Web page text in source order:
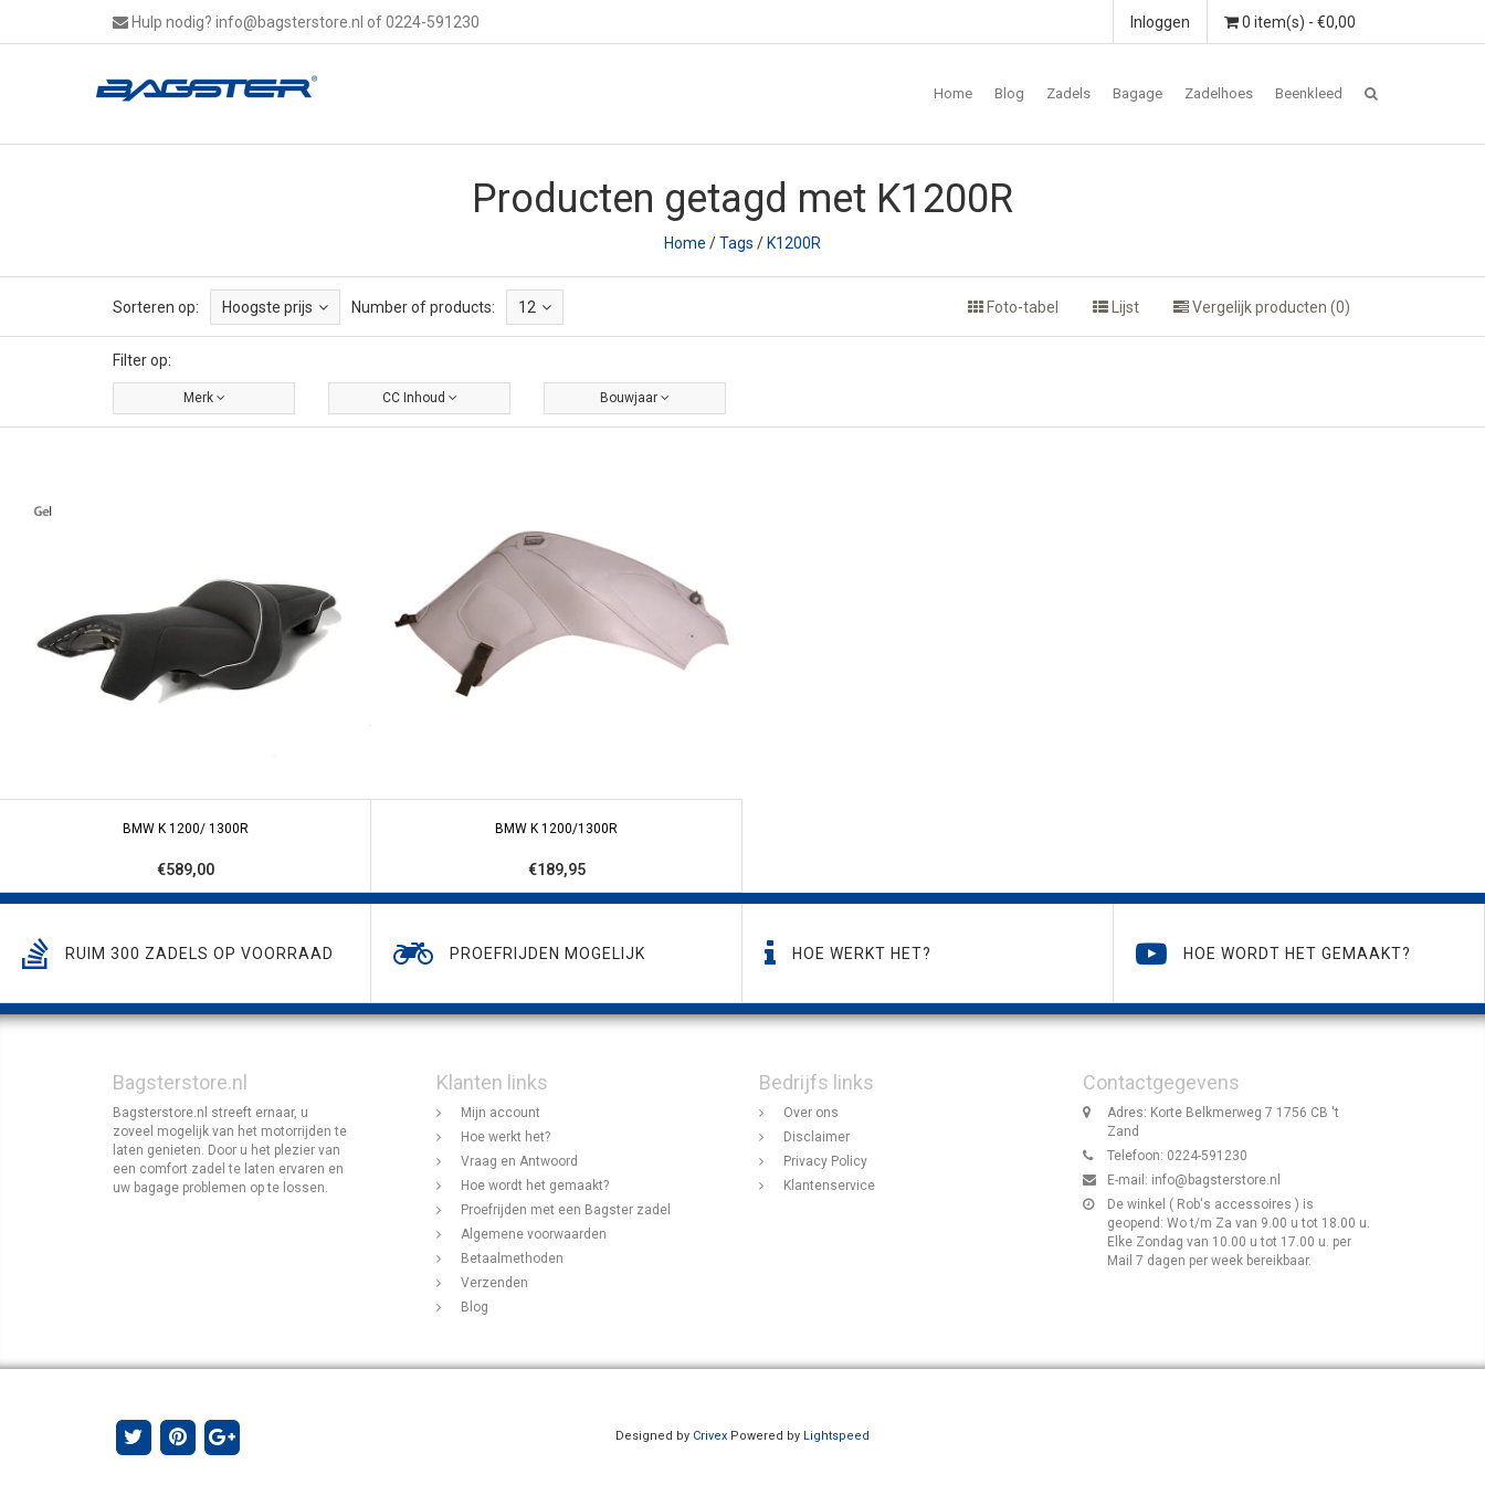
Hulp nodig? info@bagsterstore.nl of 0224-591230 0 item(s) - €0,00
Inloggen
Home Blog Zadels Bagage Zadelhoes Beenkleed
Producten getagd met K1200R
Home /Tags /K1200R
Sorteren op: Hoogste prijs Number of products: 12 Foto-tabel Lijst Vergelijk producten (0)
Filter op:
Merk CC Inhoud Bouwjaar
BMW K 1200/ 1300R
€589,00
BMW K 1200/1300R
€189,95
RUIM 300 ZADELS OP VOORRAAD PROEFRIJDEN MOGELIJK HOE WERKT HET? HOE WORDT HET GEMAAKT?
Bagsterstore.nl
Bagsterstore.nl streeft ernaar, u
zoveel mogelijk van het motorrijden te
laten genieten. Door u het plezier van
een comfort zadel te laten ervaren en
uw bagage problemen op te lossen.
Klanten links
Mijn account
Hoe werkt het?
Vraag en Antwoord
Hoe wordt het gemaakt?
Proefrijden met een Bagster zadel
Algemene voorwaarden
Betaalmethoden
Verzenden
Blog
Bedrijfs links
Over ons
Disclaimer
Privacy Policy
Klantenservice
Contactgegevens
Adres: Korte Belkmerweg 7 1756 CB 't
Zand
Telefoon: 0224-591230
E-mail: info@bagsterstore.nl
De winkel ( Rob's accessoires ) is
geopend: Wo t/m Za van 9.00 u tot 18.00 u.
Elke Zondag van 10.00 u tot 17.00 u. per
Mail 7 dagen per week bereikbaar.
Designed by Crivex Powered by Lightspeed